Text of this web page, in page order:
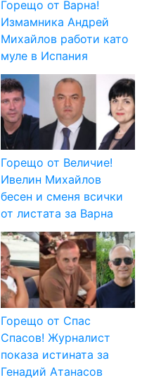
Горещо от Варна!
Измамника Андрей
Михайлов работи като
муле в Испания
Горещо от Величие!
Ивелин Михайлов
бесен и сменя всички
от листата за Варна
Горещо от Спас
Спасов! Журналист
показа истината за
Генадий Атанасов